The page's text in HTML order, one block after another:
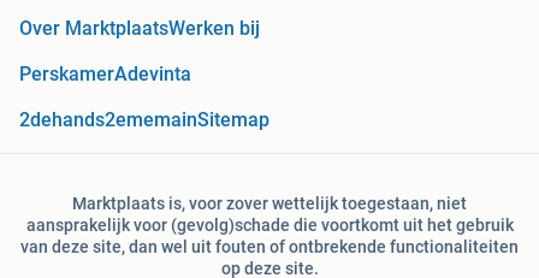
Over MarktplaatsWerken bij
PerskamerAdevinta
2dehands2ememainSitemap
Marktplaats is, voor zover wettelijk toegestaan, niet
aansprakelijk voor (gevolg)schade die voortkomt uit het gebruik
van deze site, dan wel uit fouten of ontbrekende functionaliteiten
op deze site.